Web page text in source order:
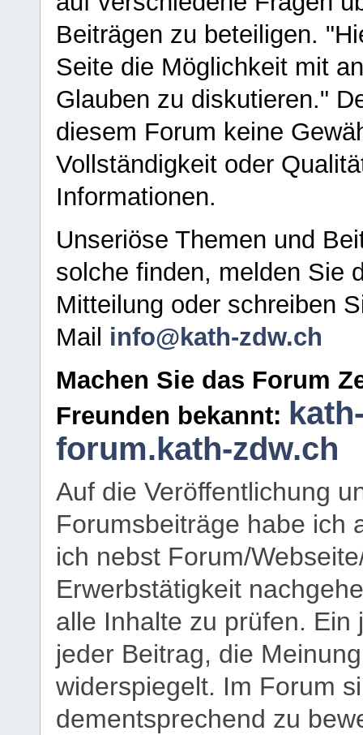
Beiträgen zu beteiligen.
Seite die Möglichkeit mit
Glauben zu diskutieren."
diesem Forum keine
Vollständigkeit oder
Informationen.
Unseriöse Themen und
solche finden, melden Sie
Mitteilung oder schreiben
Mail info@kath-zdw.ch
Machen Sie das Forum
Freunden bekannt:
forum.kath-zdw.ch
Auf die Veröffentlichung
Forumsbeiträge habe ich
ich nebst Forum/
Erwerbstätigkeit
alle Inhalte zu prüfen.
jeder Beitrag, die
widerspiegelt. Im Forum
dementsprechend zu